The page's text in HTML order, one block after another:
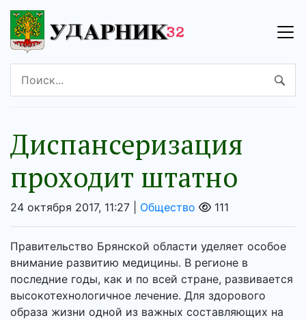
Диспансеризация
проходит штатно
24 октября 2017, 11:27 | Общество 111
Правительство Брянской области уделяет особое
внимание развитию медицины. В регионе в
последние годы, как и по всей стране, развивается
высокотехнологичное лечение. Для здорового
образа жизни одной из важных составляющих на